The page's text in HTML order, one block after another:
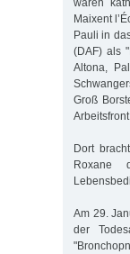
Maixent
Pauli in
(DAF) als
Altona,
Groß
Dort
Roxane
Am 29.
der